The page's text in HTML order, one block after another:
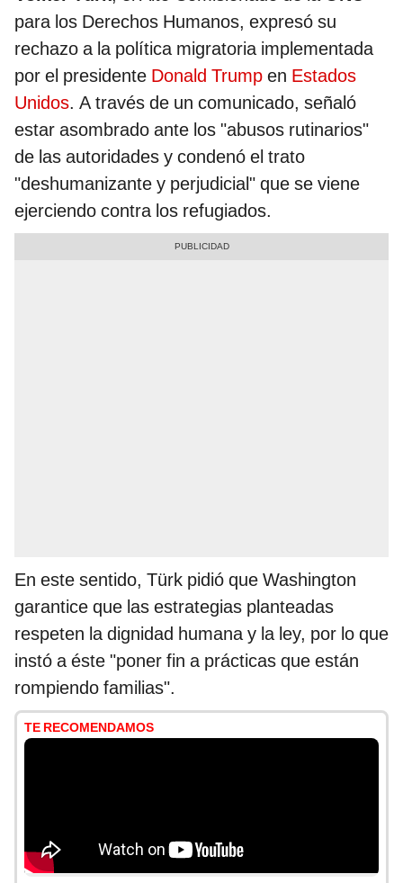
para los Derechos Humanos, expresó su
rechazo a la política migratoria implementada
por el presidente Donald Trump en Estados
Unidos. A través de un comunicado, señaló
estar asombrado ante los "abusos rutinarios"
de las autoridades y condenó el trato
"deshumanizante y perjudicial" que se viene
ejerciendo contra los refugiados.
En este sentido, Türk pidió que Washington
garantice que las estrategias planteadas
respeten la dignidad humana y la ley, por lo que
instó a éste "poner fin a prácticas que están
rompiendo familias".
TE RECOMENDAMOS